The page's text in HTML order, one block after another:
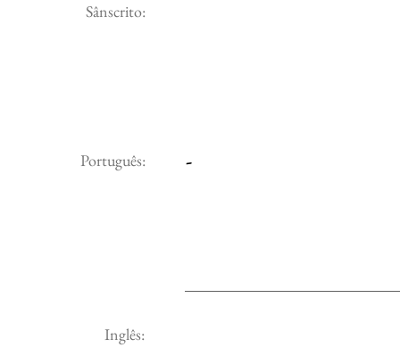
Sânscrito:
Português: -
Inglês: